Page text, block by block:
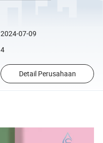
2024-07-09
4
Detail Perusahaan